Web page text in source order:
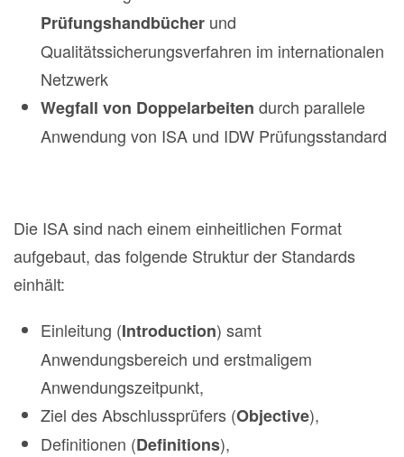
Prüfungshandbücher und
Qualitätssicherungsverfahren im internationalen
Netzwerk
Wegfall von Doppelarbeiten durch parallele
Anwendung von ISA und IDW Prüfungsstandard
Die ISA sind nach einem einheitlichen Format
aufgebaut, das folgende Struktur der Standards
einhält:
Einleitung (Introduction) samt
Anwendungsbereich und erstmaligem
Anwendungszeitpunkt,
Ziel des Abschlussprüfers (Objective),
Definitionen (Definitions),